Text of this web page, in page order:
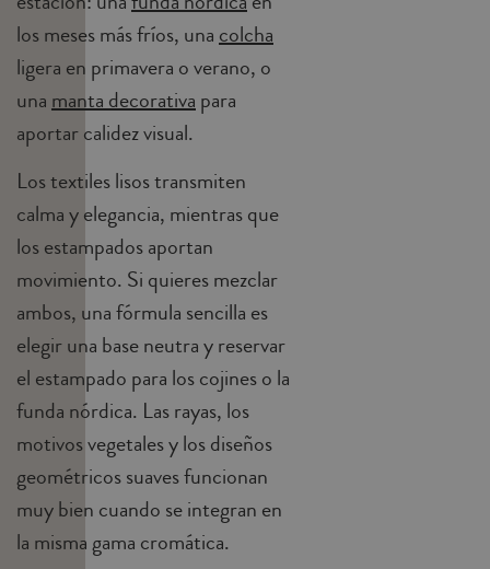
los meses más fríos, unacolcha
ligera en primavera o verano, o
unamanta decorativapara
aportar calidez visual.
Los textiles lisos transmiten
calma y elegancia, mientras que
los estampados aportan
movimiento. Si quieres mezclar
ambos, una fórmula sencilla es
elegir una base neutra y reservar
el estampado para los cojines o la
funda nórdica. Las rayas, los
motivos vegetales y los diseños
geométricos suaves funcionan
muy bien cuando se integran en
la misma gama cromática.